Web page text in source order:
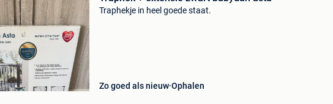
Traphekje in heel goede staat.
Zo goed als nieuw Ophalen